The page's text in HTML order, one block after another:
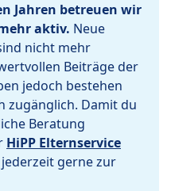
Jahren betreuen wir
aktiv. Neue
nicht mehr
Beiträge der
jedoch bestehen
zugänglich. Damit du
Beratung
HiPP Elternservice
gerne zur